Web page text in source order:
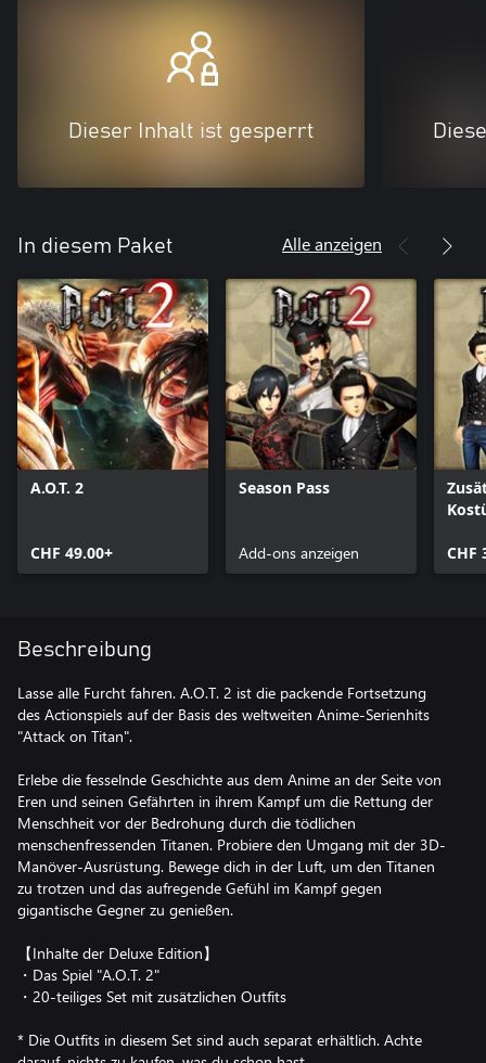
Dieser Inhalt ist gesperrt
In diesem Paket Alle anzeigen
A.O.T. 2
CHF 49.00+
Season Pass
Add-ons anzeigen CHF
Beschreibung
Lasse alle Furcht fahren. A.O.T. 2 ist die packende Fortsetzung
des Actionspiels auf der Basis des weltweiten Anime-Serienhits
"Attack on Titan".
Erlebe die fesselnde Geschichte aus dem Anime an der Seite von
Eren und seinen Gefährten in ihrem Kampf um die Rettung der
Menschheit vor der Bedrohung durch die tödlichen
menschenfressenden Titanen. Probiere den Umgang mit der 3D-
Manöver-Ausrüstung. Bewege dich in der Luft, um den Titanen
zu trotzen und das aufregende Gefühl im Kampf gegen
gigantische Gegner zu genießen.
【Inhalte der Deluxe Edition】
・Das Spiel "A.O.T. 2"
・20-teiliges Set mit zusätzlichen Outfits
* Die Outfits in diesem Set sind auch separat erhältlich. Achte